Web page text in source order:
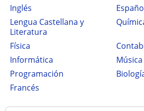
Inglés
Lengua Castellana y
Literatura
Física
Informática
Música
Programación
Francés